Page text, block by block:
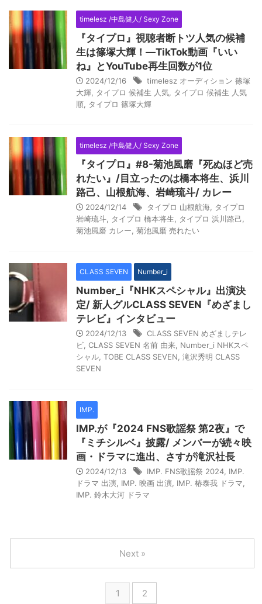
timelesz /中島健人/ Sexy Zone
『タイプロ』視聴者断トツ人気の候補
生は篠塚大輝！―TikTok動画『いい
ね』とYouTube再生回数が1位
2024/12/16
timelesz オーディション 篠塚
大輝
タイプロ 候補生 人気
タイプロ 候補生 人気
順
タイプロ 篠塚大輝
timelesz /中島健人/ Sexy Zone
『タイプロ』#8-菊池風磨『死ぬほど売
れたい』/目立ったのは橋本将生、浜川
路己、山根航海、岩崎琉斗/ カレー
2024/12/14 タイプロ 山根航海
タイプロ
岩崎琉斗
タイプロ 橋本将生 タイプロ 浜川路己
菊池風磨 カレー 菊池風磨 売れたい
CLASS SEVEN Number_i
Number_i『NHKスペシャル』出演決
定/ 新人グルCLASS SEVEN『めざまし
テレビ』インタビュー
2024/12/13
CLASS SEVEN めざましテレ
ビ CLASS SEVEN 名前 由来 Number_i NHKスペ
シャル TOBE CLASS SEVEN 滝沢秀明 CLASS
SEVEN
IMP.
IMP.が『2024 FNS歌謡祭 第2夜』で
『ミチシルベ』披露/ メンバーが続々映
画・ドラマに進出、さすが滝沢社長
2024/12/13 IMP. FNS歌謡祭 2024 IMP.
ドラマ 出演 IMP. 映画 出演 IMP. 椿泰我 ドラマ
IMP. 鈴木大河 ドラマ
1 2
Next »